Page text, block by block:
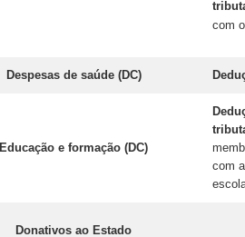
com
Despesas de saúde (DC)
Educação e formação (DC)
com
Donativos ao Estado